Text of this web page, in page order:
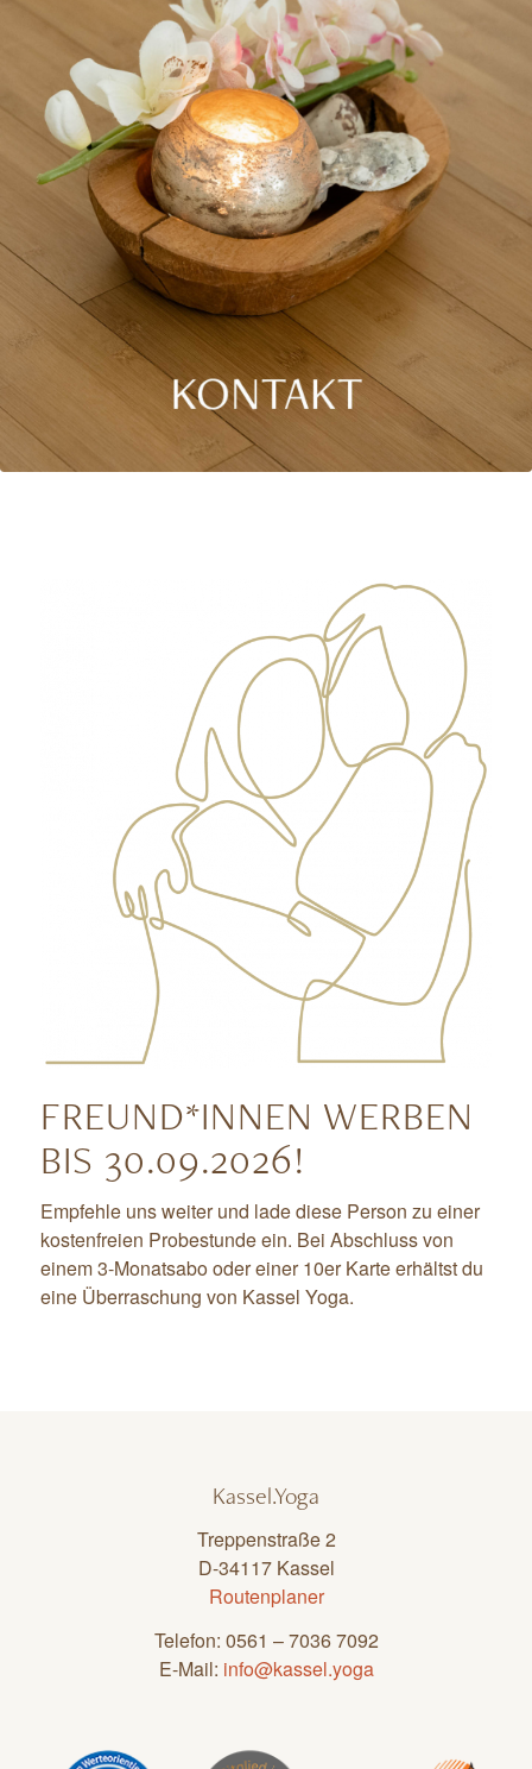
FREUND*INNEN WERBEN
BIS 30.09.2026!
Empfehle uns weiter und lade diese Person zu einer
kostenfreien Probestunde ein. Bei Abschluss von
einem 3-Monatsabo oder einer 10er Karte erhältst du
eine Überraschung von Kassel Yoga.
Kassel.Yoga
Treppenstraße 2
D-34117 Kassel
Routenplaner
Telefon: 0561 – 7036 7092
E-Mail: info@kassel.yoga